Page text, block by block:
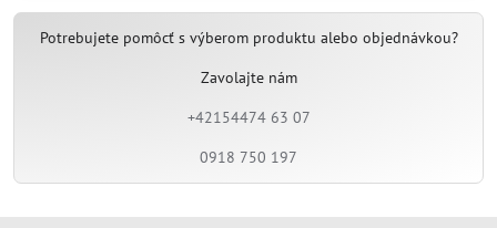
Potrebujete pomôcť s výberom produktu alebo objednávkou?
Zavolajte nám
+42154474 63 07
0918 750 197